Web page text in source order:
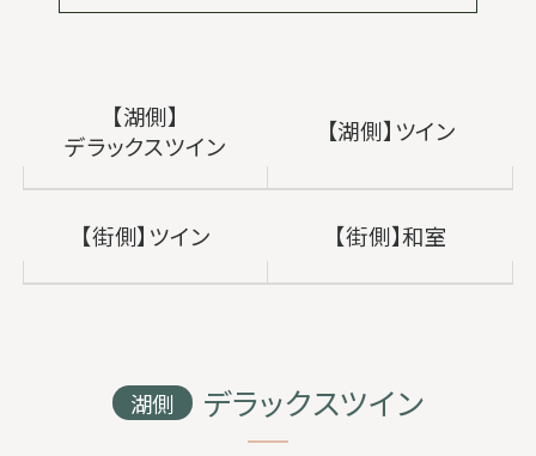
【湖側】
デラックスツイン
【湖側】ツイン
【街側】ツイン 【街側】和室
湖側 デラックスツイン